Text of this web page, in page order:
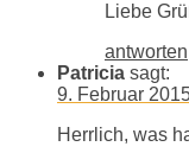
Liebe
antworten
Patricia sagt:
9. Februar
Herrlich, was